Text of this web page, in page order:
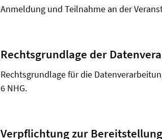
Anmeldung und Teilnahme an der
Rechtsgrundlage der
Rechtsgrundlage für die
6 NHG.
Verpflichtung zur Bereitstellung